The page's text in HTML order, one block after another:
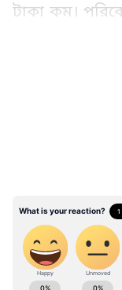
টাকা কম।
ABOUT THE